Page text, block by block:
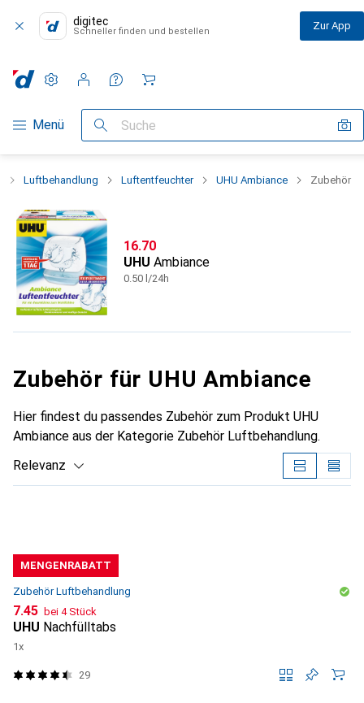
digitec
Schneller finden und bestellen Zur App
Navigation nach Kategorien
Menü Suche
Einstellungen
Kundenkonto
Vergleichslisten
Merklisten
Warenkorb
Luftbehandlung Luftentfeuchter UHU Ambiance Zubehör
CHF
16.70
UHU Ambiance
0.50 l/24h
Zubehör für UHU Ambiance
Hier findest du passendes Zubehör zum Produkt UHU
Ambiance aus der Kategorie Zubehör Luftbehandlung.
Relevanz
MENGENRABATT
Zubehör Luftbehandlung
CHF
7.45 bei 4 Stück
UHU Nachfülltabs
1x
29